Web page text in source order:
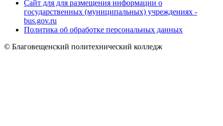
Сайт для для размещения информации о
государственных (муниципальных) учреждениях -
bus.gov.ru
Политика об обработке персональных данных
© Благовещенский политехнический колледж